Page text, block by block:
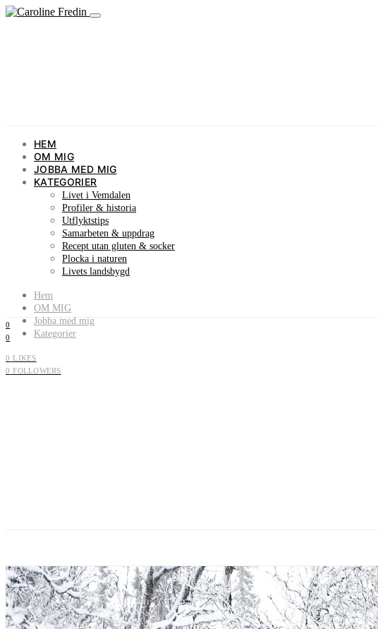
HEM
OM MIG
JOBBA MED MIG
KATEGORIER
Livet i Vemdalen
Profiler & historia
Utflyktstips
Samarbeten & uppdrag
Recept utan gluten & socker
Plocka i naturen
Livets landsbygd
Hem
OM MIG
Jobba med mig
Kategorier
0 LIKES
0 FOLLOWERS
0
0